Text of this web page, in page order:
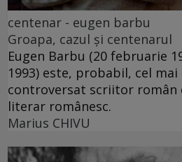
centenar - eugen barbu
Groapa, cazul și centenarul
Eugen Barbu (20 februarie
1993) este, probabil, cel
controversat scriitor român
literar românesc.
Marius CHIVU